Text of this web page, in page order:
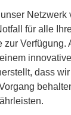
Netzwerk
für alle
zur Verfügung.
dass